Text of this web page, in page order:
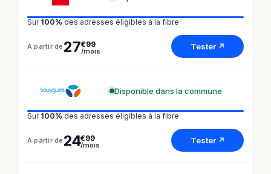
Sur 100% des adresses éligibles à la fibre
À partir de 27€99
/mois Tester ↗
Disponible dans la commune
Sur 100% des adresses éligibles à la fibre
À partir de 24€99
/mois Tester ↗